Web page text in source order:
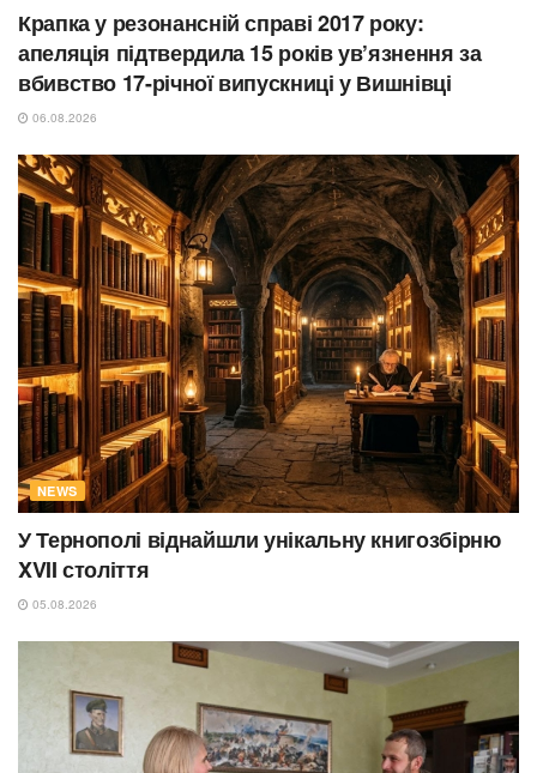
Крапка у резонансній справі 2017 року:
апеляція підтвердила 15 років ув’язнення за
вбивство 17-річної випускниці у Вишнівці
06.08.2026
NEWS
У Тернополі віднайшли унікальну книгозбірню
XVII століття
05.08.2026